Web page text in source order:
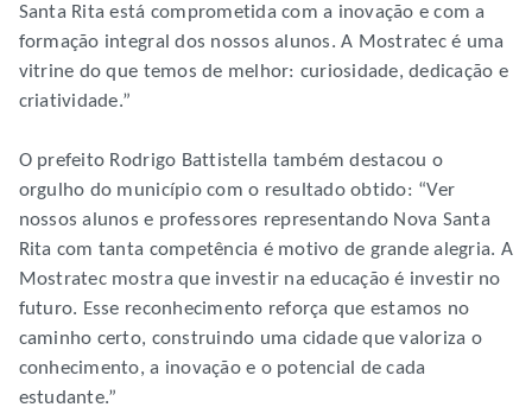
Santa Rita está comprometida com a inovação e com a
formação integral dos nossos alunos. A Mostratec é uma
vitrine do que temos de melhor: curiosidade, dedicação e
criatividade.”
O prefeito Rodrigo Battistella também destacou o
orgulho do município com o resultado obtido: “Ver
nossos alunos e professores representando Nova Santa
Rita com tanta competência é motivo de grande alegria. A
Mostratec mostra que investir na educação é investir no
futuro. Esse reconhecimento reforça que estamos no
caminho certo, construindo uma cidade que valoriza o
conhecimento, a inovação e o potencial de cada
estudante.”